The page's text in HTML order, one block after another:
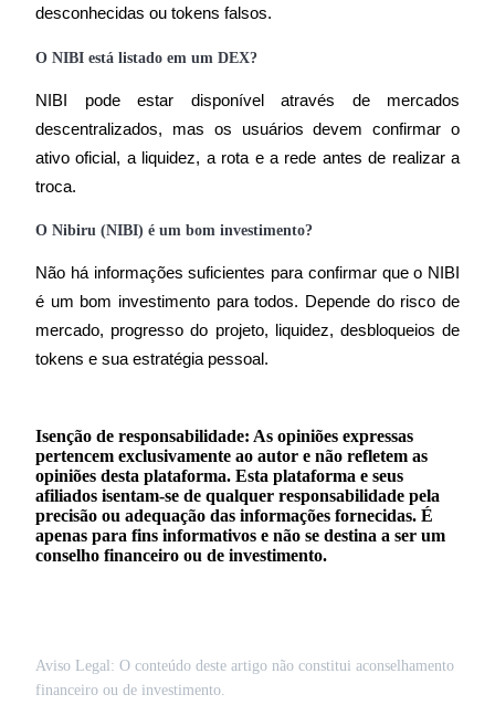
desconhecidas ou tokens falsos.
O NIBI está listado em um DEX?
NIBI pode estar disponível através de mercados
descentralizados, mas os usuários devem confirmar o
ativo oficial, a liquidez, a rota e a rede antes de realizar a
troca.
O Nibiru (NIBI) é um bom investimento?
Não há informações suficientes para confirmar que o NIBI
é um bom investimento para todos. Depende do risco de
mercado, progresso do projeto, liquidez, desbloqueios de
tokens e sua estratégia pessoal.
Isenção de responsabilidade: As opiniões expressas
pertencem exclusivamente ao autor e não refletem as
opiniões desta plataforma. Esta plataforma e seus
afiliados isentam-se de qualquer responsabilidade pela
precisão ou adequação das informações fornecidas. É
apenas para fins informativos e não se destina a ser um
conselho financeiro ou de investimento.
Aviso Legal: O conteúdo deste artigo não constitui aconselhamento
financeiro ou de investimento.